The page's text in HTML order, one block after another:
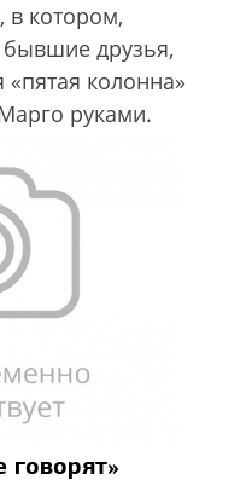
в котором,
друзья,
«пятая колонна»
руками.
говорят»